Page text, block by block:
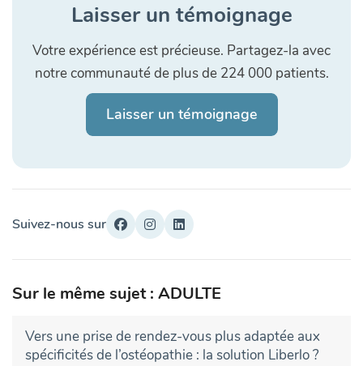
Laisser un témoignage
Votre expérience est précieuse. Partagez-la avec
notre communauté de plus de 224 000 patients.
Laisser un témoignage
Suivez-nous sur
Sur le même sujet : ADULTE
Vers une prise de rendez-vous plus adaptée aux
spécificités de l’ostéopathie : la solution Liberlo ?